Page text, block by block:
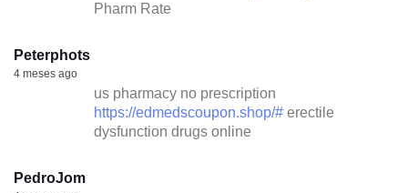
Pharm Rate
Peterphots
4 meses ago
us pharmacy no prescription
https://edmedscoupon.shop/# erectile
dysfunction drugs online
PedroJom